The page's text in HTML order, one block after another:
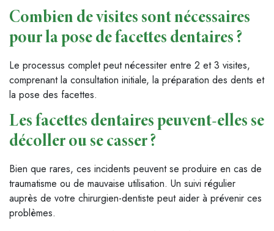
Combien de visites sont nécessaires
pour la pose de facettes dentaires ?
Le processus complet peut nécessiter entre 2 et 3 visites,
comprenant la consultation initiale, la préparation des dents et
la pose des facettes.
Les facettes dentaires peuvent-elles se
décoller ou se casser ?
Bien que rares, ces incidents peuvent se produire en cas de
traumatisme ou de mauvaise utilisation. Un suivi régulier
auprès de votre chirurgien-dentiste peut aider à prévenir ces
problèmes.